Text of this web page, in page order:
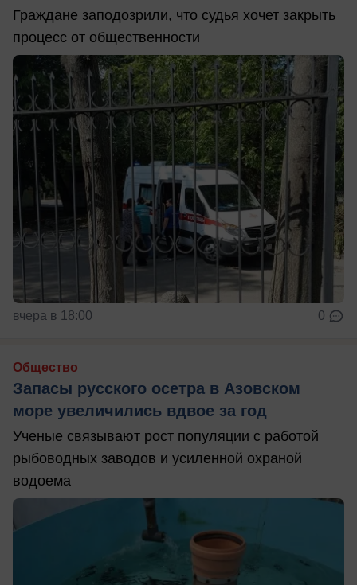
Граждане заподозрили, что судья хочет закрыть
процесс от общественности
вчера в 18:00 0
Общество
Запасы русского осетра в Азовском
море увеличились вдвое за год
Ученые связывают рост популяции с работой
рыбоводных заводов и усиленной охраной
водоема